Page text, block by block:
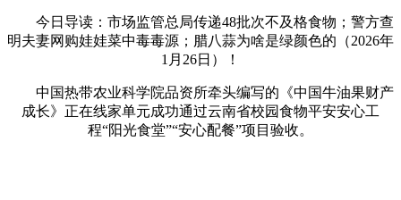
今日导读：市场监管总局传递48批次不及格食物；警方查
明夫妻网购娃娃菜中毒毒源；腊八蒜为啥是绿颜色的（2026年
1月26日）！
中国热带农业科学院品资所牵头编写的《中国牛油果财产
成长》正在线家单元成功通过云南省校园食物平安安心工
程“阳光食堂”“安心配餐”项目验收。